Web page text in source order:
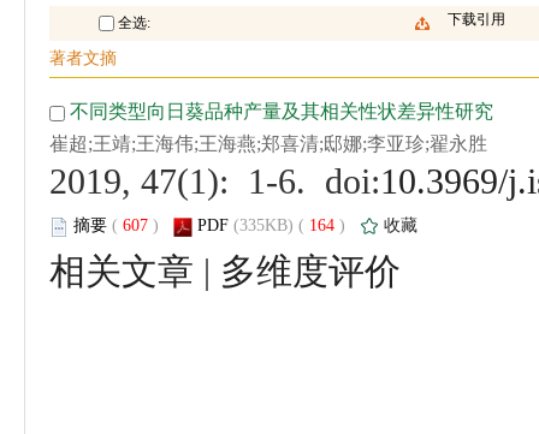
( ) 164 )
|